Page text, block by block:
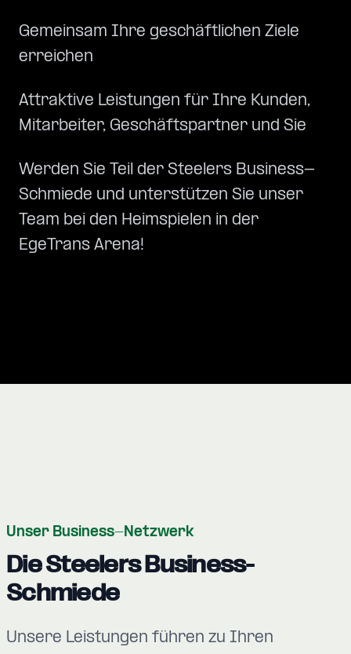
Gemeinsam Ihre geschäftlichen Ziele
erreichen
Attraktive Leistungen für Ihre Kunden,
Mitarbeiter, Geschäftspartner und Sie
Werden Sie Teil der Steelers Business-
Schmiede und unterstützen Sie unser
Team bei den Heimspielen in der
EgeTrans Arena!
Unser Business-Netzwerk
Die Steelers Business-
Schmiede
Unsere Leistungen führen zu Ihren